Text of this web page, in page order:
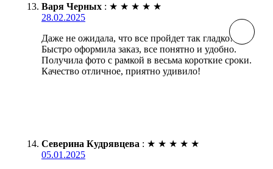
Варя Черных : ★ ★ ★ ★ ★
28.02.2025
Даже не ожидала, что все пройдет так гладко!
Быстро оформила заказ, все понятно и удобно.
Получила фото с рамкой в весьма короткие сроки.
Качество отличное, приятно удивило!
Северина Кудрявцева : ★ ★ ★ ★ ★
05.01.2025